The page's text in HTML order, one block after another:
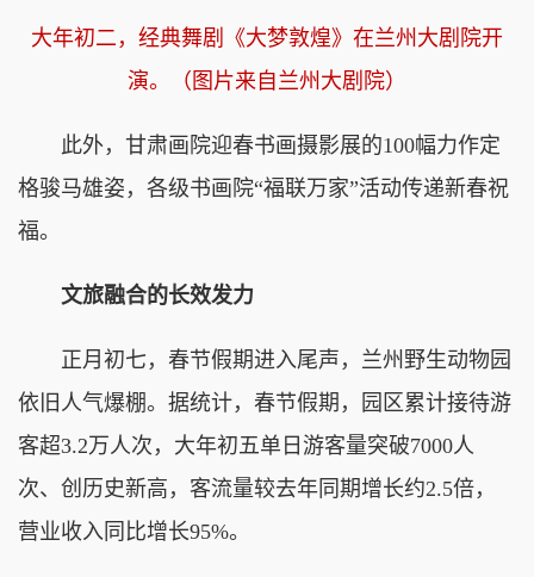
大年初二，经典舞剧《大梦敦煌》在兰州大剧院开
演。（图片来自兰州大剧院）
此外，甘肃画院迎春书画摄影展的100幅力作定
格骏马雄姿，各级书画院“福联万家”活动传递新春祝
福。
文旅融合的长效发力
正月初七，春节假期进入尾声，兰州野生动物园
依旧人气爆棚。据统计， 春节假期 ，园区累计接待游
客超3.2万人次，大年初五单日游客量突破7000人
次、创历史新高，客流量较去年同期增长约2.5倍，
营业收入同比增长95%。